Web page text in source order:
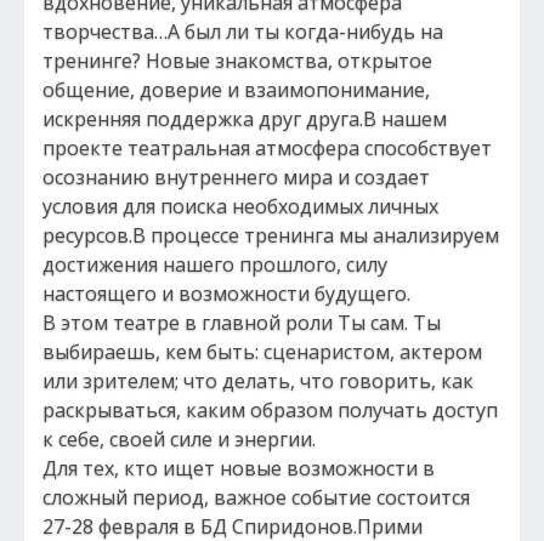
творчества…А был ли ты когда-нибудь на
тренинге? Новые знакомства, открытое
общение, доверие и взаимопонимание,
искренняя поддержка друг друга.В нашем
проекте театральная атмосфера способствует
осознанию внутреннего мира и создает
условия для поиска необходимых личных
ресурсов.В процессе тренинга мы анализируем
достижения нашего прошлого, силу
настоящего и возможности будущего.
В этом театре в главной роли Ты сам. Ты
выбираешь, кем быть: сценаристом, актером
или зрителем; что делать, что говорить, как
раскрываться, каким образом получать доступ
к себе, своей силе и энергии.
Для тех, кто ищет новые возможности в
сложный период, важное событие состоится
27-28 февраля в БД Спиридонов.Прими